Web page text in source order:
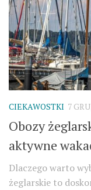
CIEKAWOSTKI 7
Obozy
aktywne
Dlaczego warto
żeglarskie to